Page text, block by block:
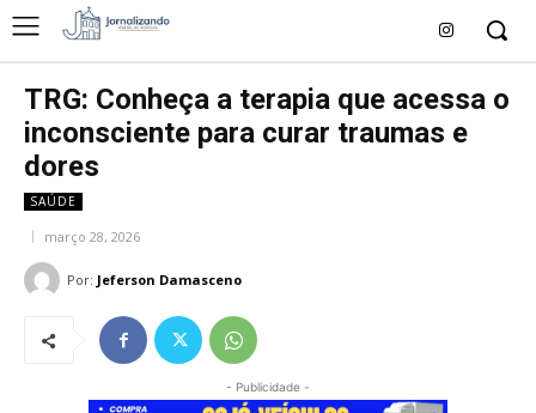
TRG: Conheça a terapia que acessa o
inconsciente para curar traumas e
dores
SAÚDE
março 28, 2026
Por: Jeferson Damasceno
- Publicidade -